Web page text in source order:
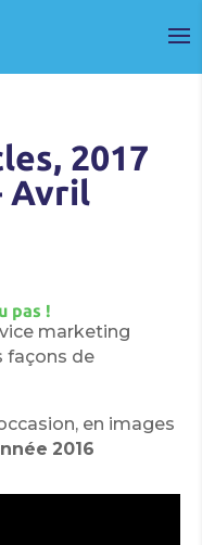
2017
Avril
pas !
marketing
façons de
en images
2016